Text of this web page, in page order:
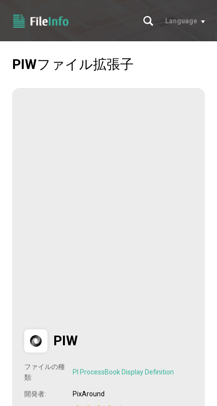
サーチ
Language
PIWファイル拡張子
PIW
ファイルの種
類:
PI ProcessBook Display Definition
開発者: PixAround